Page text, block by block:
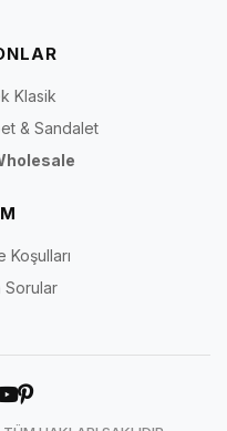
Klasik
& Sandalet
Koşulları
Sorular